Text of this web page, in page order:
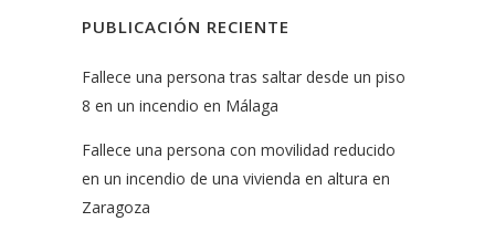
PUBLICACIÓN RECIENTE
Fallece una persona tras saltar desde un piso
8 en un incendio en Málaga
Fallece una persona con movilidad reducido
en un incendio de una vivienda en altura en
Zaragoza